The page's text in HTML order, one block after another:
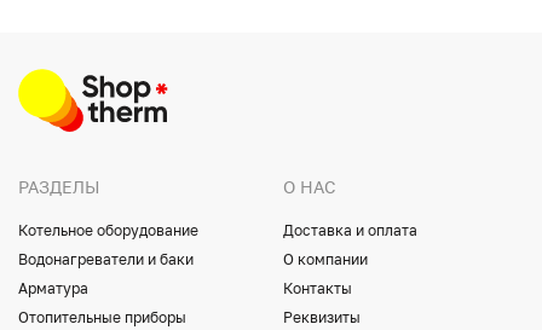
РАЗДЕЛЫ
Котельное оборудование
Водонагреватели и баки
Арматура
Отопительные приборы
О НАС
Доставка и оплата
О компании
Контакты
Реквизиты